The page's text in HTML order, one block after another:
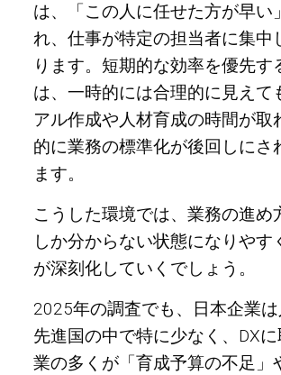
は、「この人に任せた方が早い
れ、仕事が特定の担当者に集中
ります。短期的な効率を優先す
は、一時的には合理的に見えて
アル作成や人材育成の時間が取
的に業務の標準化が後回しにさ
ます。
こうした環境では、業務の進め
しか分からない状態になりやす
が深刻化していくでしょう。
2025年の調査でも、日本企業
先進国の中で特に少なく、DX
業の多くが「育成予算の不足」